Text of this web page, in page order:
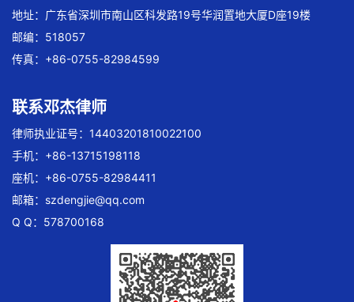
地址：广东省深圳市南山区科发路19号华润置地大厦D座19楼
邮编：518057
传真：+86-0755-82984599
联系邓杰律师
律师执业证号：14403201810022100
手机：+86-13715198118
座机：+86-0755-82984411
邮箱： szdengjie@qq.com
Q Q：578700168